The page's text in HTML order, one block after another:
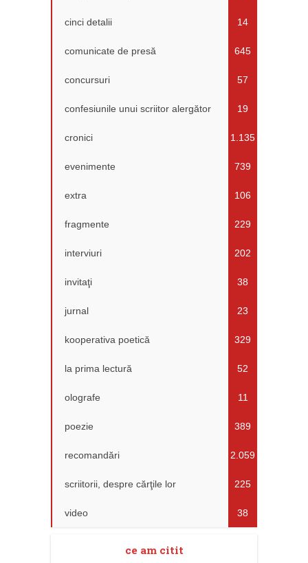
cinci detalii 14
comunicate de presă 645
concursuri 57
confesiunile unui scriitor alergător 19
cronici 1.135
evenimente 739
extra 106
fragmente 229
interviuri 202
invitaţi 38
jurnal 23
kooperativa poetică 329
la prima lectură 52
olografe 11
poezie 389
recomandări 2.059
scriitorii, despre cărţile lor 225
video 38
ce am citit